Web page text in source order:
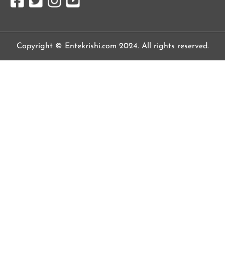
Copyright © Entekrishi.com 2024. All rights reserved.